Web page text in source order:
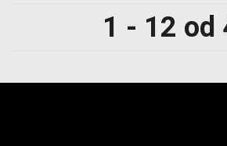
1 - 12 od